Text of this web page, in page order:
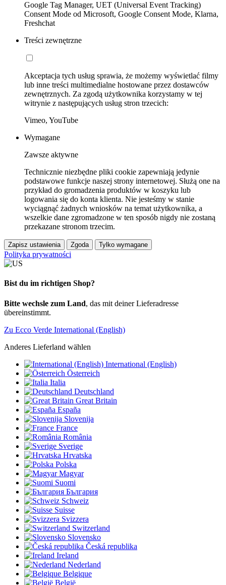
Google Tag Manager, UET (Universal Event Tracking)
Consent Mode od Microsoft, Google Consent Mode, Klarna,
Freshchat
Treści zewnętrzne
Akceptacja tych usług sprawia, że możemy wyświetlać filmy
lub inne treści multimedialne hostowane przez dostawców
zewnętrznych. Za zgodą użytkownika korzystamy w tej
witrynie z następujących usług stron trzecich:
Vimeo, YouTube
Wymagane
Zawsze aktywne
Technicznie niezbędne pliki cookie zapewniają jedynie
podstawowe funkcje naszej strony internetowej. Służą one na
przykład do gromadzenia produktów w koszyku lub
logowania się do konta klienta. Nie jesteśmy w stanie
wyciągnąć żadnych wniosków na temat użytkownika, a
wszelkie dane zgromadzone w ten sposób nigdy nie zostaną
przekazane stronom trzecim.
Zapisz ustawienia Zgoda Tylko wymagane
Polityka prywatności
Bist du im richtigen Shop?
Bitte wechsle zum Land, das mit deiner Lieferadresse
übereinstimmt.
Zu Ecco Verde International (English)
Anderes Lieferland wählen
International (English)
Österreich
Italia
Deutschland
Great Britain
España
Slovenija
France
România
Sverige
Hrvatska
Polska
Magyar
Suomi
България
Schweiz
Suisse
Svizzera
Switzerland
Slovensko
Česká republika
Ireland
Nederland
Belgique
België